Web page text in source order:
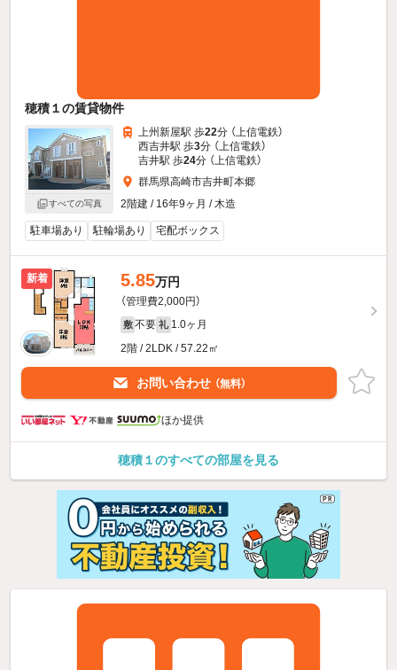
穂積１の賃貸物件
すべての写真
上州新屋駅 歩22分 （上信電鉄）
西吉井駅 歩3分 （上信電鉄）
吉井駅 歩24分 （上信電鉄）
群馬県高崎市吉井町本郷
2階建 / 16年9ヶ月 / 木造
駐車場あり 駐輪場あり 宅配ボックス
新着 5.85万円
（管理費2,000円）
敷 不要 礼 1.0ヶ月
2階 / 2LDK / 57.22㎡
お問い合わせ （無料）
ほか提供
穂積１のすべての部屋を見る